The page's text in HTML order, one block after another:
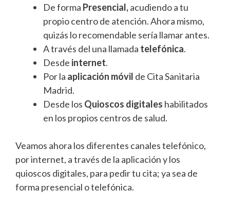
De forma Presencial,acudiendo a tu
propio centro de atención. Ahora mismo,
quizás lo recomendable sería llamar antes.
A través del una llamada telefónica.
Desde internet.
Por la aplicación móvil de Cita Sanitaria
Madrid.
Desde los Quioscos digitales habilitados
en los propios centros de salud.
Veamos ahora los diferentes canales telefónico,
por internet, a través de la aplicación y los
quioscos digitales, para pedir tu cita; ya sea de
forma presencial o telefónica.